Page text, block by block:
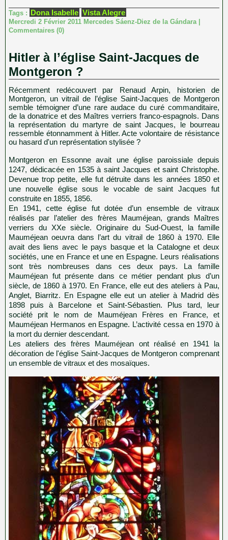
Tags : Dona Isabelle Vista Alegre
Mercredi 2 Février 2011 Mercedes Sáenz-Diez de la Gándara
Commentaires (0)
Hitler à l’église Saint-Jacques de
Montgeron ?
Récemment redécouvert par Renaud Arpin, historien de
Montgeron, un vitrail de l’église Saint-Jacques de Montgeron
semble témoigner d’une rare audace du curé commanditaire,
de la donatrice et des Maîtres verriers franco-espagnols. Dans
la représentation du martyre de saint Jacques, le bourreau
ressemble étonnamment à Hitler. Acte volontaire de résistance
ou hasard d'un représentation stylisée ?
Montgeron en Essonne avait une église paroissiale depuis
1247, dédicacée en 1535 à saint Jacques et saint Christophe.
Devenue trop petite, elle fut détruite dans les années 1850 et
une nouvelle église sous le vocable de saint Jacques fut
construite en 1855, 1856.
En 1941, cette église fut dotée d’un ensemble de vitraux
réalisés par l’atelier des frères Mauméjean, grands Maîtres
verriers du XXe siècle. Originaire du Sud-Ouest, la famille
Mauméjean oeuvra dans l’art du vitrail de 1860 à 1970. Elle
avait des liens avec le pays basque et la Catalogne et deux
sociétés, une en France et une en Espagne. Leurs réalisations
sont très nombreuses dans ces deux pays. La famille
Mauméjean fut présente dans ce métier pendant plus d’un
siècle, de 1860 à 1970. En France, elle eut des ateliers à Pau,
Anglet, Biarritz. En Espagne elle eut un atelier à Madrid dès
1898 puis à Barcelone et Saint-Sébastien. Plus tard, leur
société prit le nom de Mauméjean Frères en France, et
Mauméjean Hermanos en Espagne. L’activité cessa en 1970 à
la mort du dernier descendant.
Les ateliers des frères Mauméjean ont réalisé en 1941 la
décoration de l'église Saint-Jacques de Montgeron comprenant
un ensemble de vitraux et des mosaïques.